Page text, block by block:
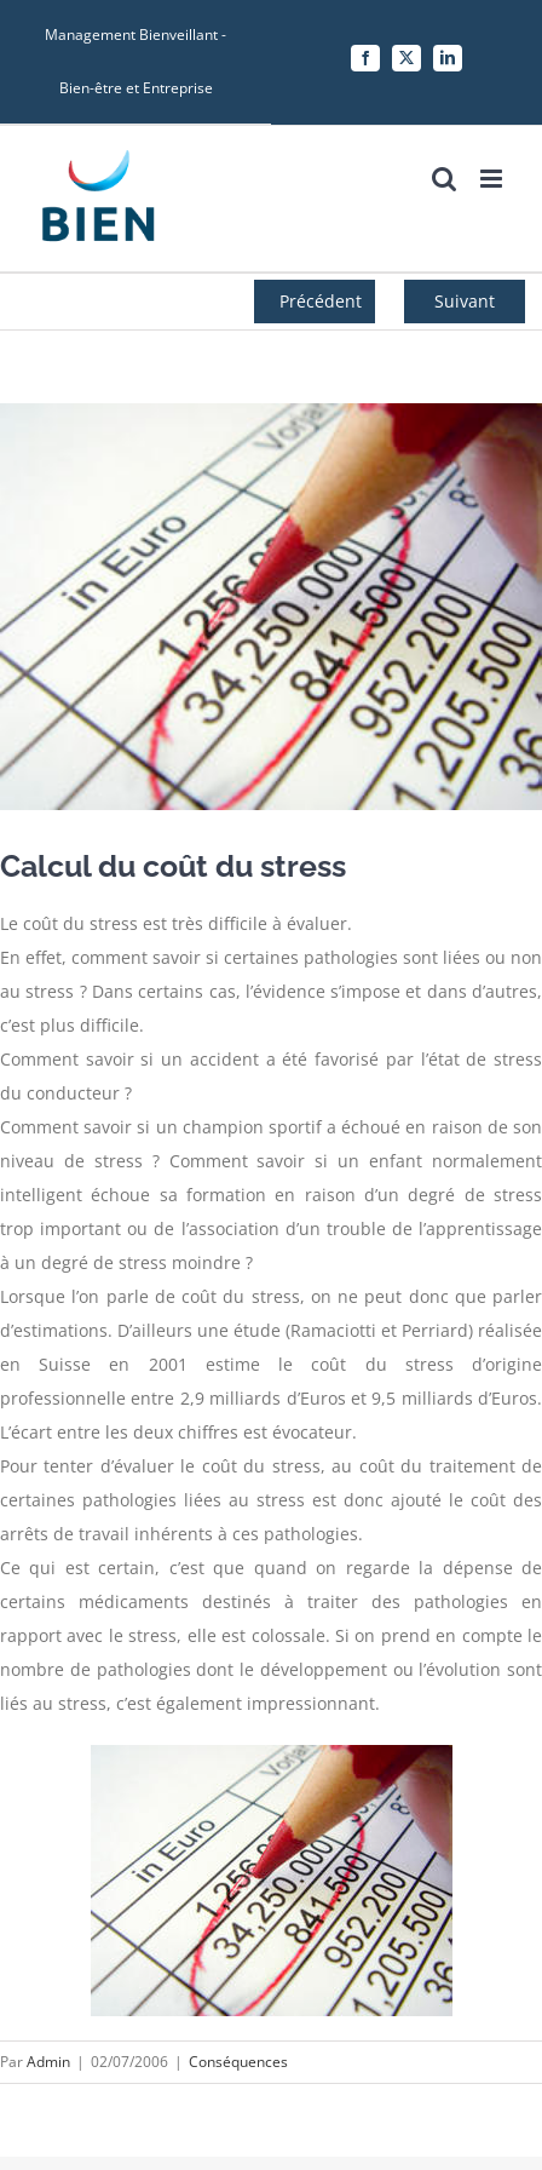
Management Bienveillant -
Bien-être et Entreprise
Facebook
X LinkedIn
Précédent Suivant
Calcul du coût du stress
Le coût du stress est très difficile à évaluer.
En effet, comment savoir si certaines pathologies sont liées ou non
au stress ? Dans certains cas, l’évidence s’impose et dans d’autres,
c’est plus difficile.
Comment savoir si un accident a été favorisé par l’état de stress
du conducteur ?
Comment savoir si un champion sportif a échoué en raison de son
niveau de stress ? Comment savoir si un enfant normalement
intelligent échoue sa formation en raison d’un degré de stress
trop important ou de l’association d’un trouble de l’apprentissage
à un degré de stress moindre ?
Lorsque l’on parle de coût du stress, on ne peut donc que parler
d’estimations. D’ailleurs une étude (Ramaciotti et Perriard) réalisée
en Suisse en 2001 estime le coût du stress d’origine
professionnelle entre 2,9 milliards d’Euros et 9,5 milliards d’Euros.
L’écart entre les deux chiffres est évocateur.
Pour tenter d’évaluer le coût du stress, au coût du traitement de
certaines pathologies liées au stress est donc ajouté le coût des
arrêts de travail inhérents à ces pathologies.
Ce qui est certain, c’est que quand on regarde la dépense de
certains médicaments destinés à traiter des pathologies en
rapport avec le stress, elle est colossale. Si on prend en compte le
nombre de pathologies dont le développement ou l’évolution sont
liés au stress, c’est également impressionnant.
ParAdmin | 02/07/2006 | Conséquences